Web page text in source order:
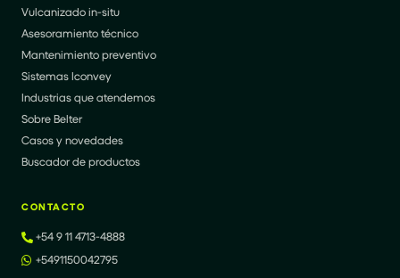
Vulcanizado in-situ
Asesoramiento técnico
Mantenimiento preventivo
Sistemas Iconvey
Industrias que atendemos
Sobre Belter
Casos y novedades
Buscador de productos
CONTACTO
+54 9 11 4713-4888
+5491150042795